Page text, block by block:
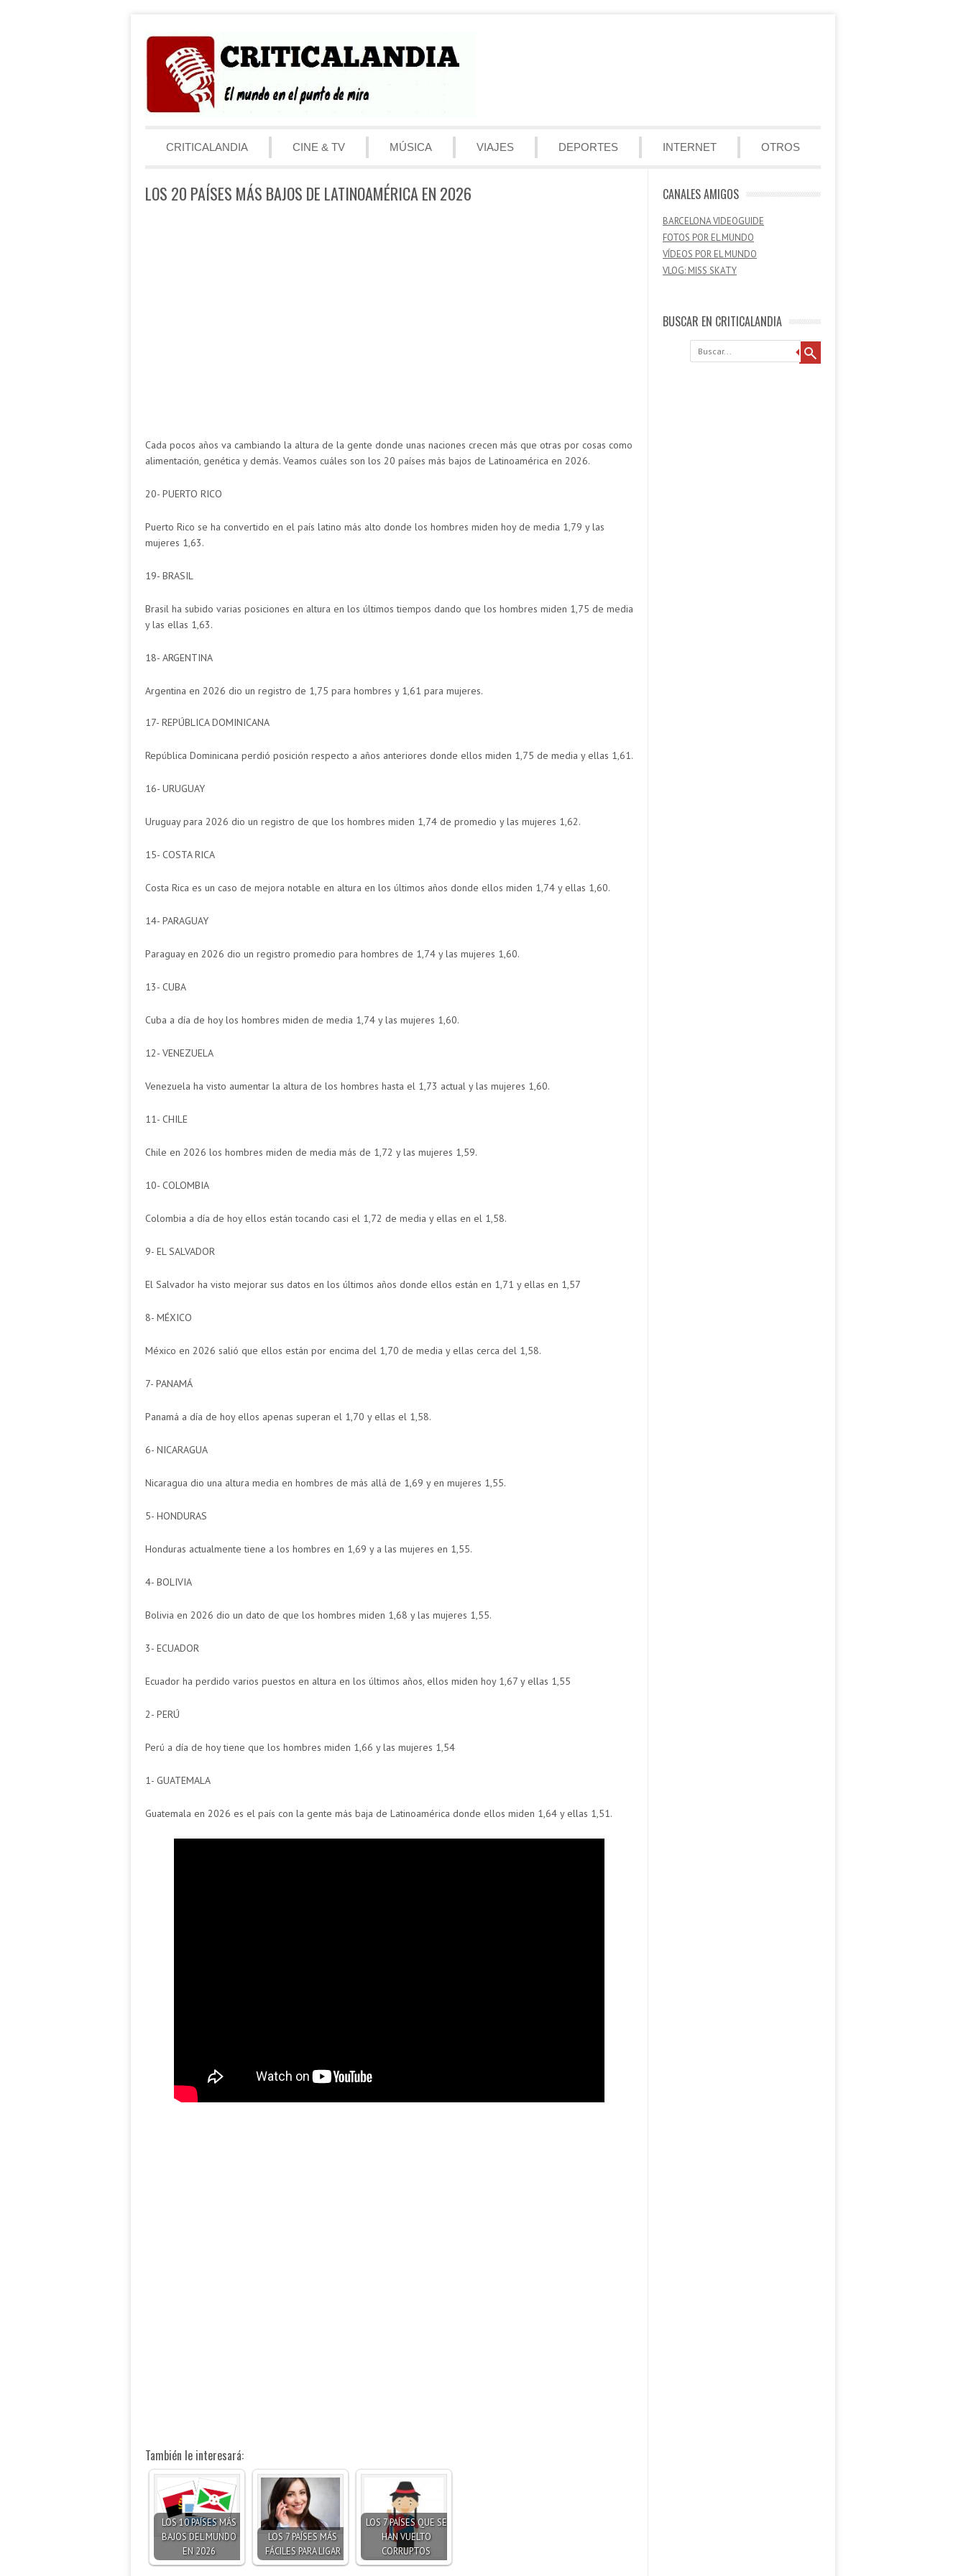
Menú
CRITICALANDIA
CINE & TV MÚSICA VIAJES DEPORTES INTERNET OTROS
LOS 20 PAÍSES MÁS BAJOS DE LATINOAMÉRICA EN 2026
Cada pocos años va cambiando la altura de la gente donde unas naciones crecen más que otras por cosas como
alimentación, genética y demás. Veamos cuáles son los 20 países más bajos de Latinoamérica en 2026.
20- PUERTO RICO
Puerto Rico se ha convertido en el país latino más alto donde los hombres miden hoy de media 1,79 y las
mujeres 1,63.
19- BRASIL
Brasil ha subido varias posiciones en altura en los últimos tiempos dando que los hombres miden 1,75 de media
y las ellas 1,63.
18- ARGENTINA
Argentina en 2026 dio un registro de 1,75 para hombres y 1,61 para mujeres.
17- REPÚBLICA DOMINICANA
República Dominicana perdió posición respecto a años anteriores donde ellos miden 1,75 de media y ellas 1,61.
16- URUGUAY
Uruguay para 2026 dio un registro de que los hombres miden 1,74 de promedio y las mujeres 1,62.
15- COSTA RICA
Costa Rica es un caso de mejora notable en altura en los últimos años donde ellos miden 1,74 y ellas 1,60.
14- PARAGUAY
Paraguay en 2026 dio un registro promedio para hombres de 1,74 y las mujeres 1,60.
13- CUBA
Cuba a día de hoy los hombres miden de media 1,74 y las mujeres 1,60.
12- VENEZUELA
Venezuela ha visto aumentar la altura de los hombres hasta el 1,73 actual y las mujeres 1,60.
11- CHILE
Chile en 2026 los hombres miden de media más de 1,72 y las mujeres 1,59.
10- COLOMBIA
Colombia a día de hoy ellos están tocando casi el 1,72 de media y ellas en el 1,58.
9- EL SALVADOR
El Salvador ha visto mejorar sus datos en los últimos años donde ellos están en 1,71 y ellas en 1,57
8- MÉXICO
México en 2026 salió que ellos están por encima del 1,70 de media y ellas cerca del 1,58.
7- PANAMÁ
Panamá a día de hoy ellos apenas superan el 1,70 y ellas el 1,58.
6- NICARAGUA
Nicaragua dio una altura media en hombres de más allá de 1,69 y en mujeres 1,55.
5- HONDURAS
Honduras actualmente tiene a los hombres en 1,69 y a las mujeres en 1,55.
4- BOLIVIA
Bolivia en 2026 dio un dato de que los hombres miden 1,68 y las mujeres 1,55.
3- ECUADOR
Ecuador ha perdido varios puestos en altura en los últimos años, ellos miden hoy 1,67 y ellas 1,55
2- PERÚ
Perú a día de hoy tiene que los hombres miden 1,66 y las mujeres 1,54
1- GUATEMALA
Guatemala en 2026 es el país con la gente más baja de Latinoamérica donde ellos miden 1,64 y ellas 1,51.
También le interesará:
LOS 10 PAÍSES MÁS
BAJOS DEL MUNDO
EN 2026
LOS 7 PAÍSES MÁS
FÁCILES PARA LIGAR
LOS 7 PAÍSES QUE SE
HAN VUELTO
CORRUPTOS
CANALES AMIGOS
BARCELONA VIDEOGUIDE
FOTOS POR EL MUNDO
VÍDEOS POR EL MUNDO
VLOG: MISS SKATY
BUSCAR EN CRITICALANDIA
Buscar